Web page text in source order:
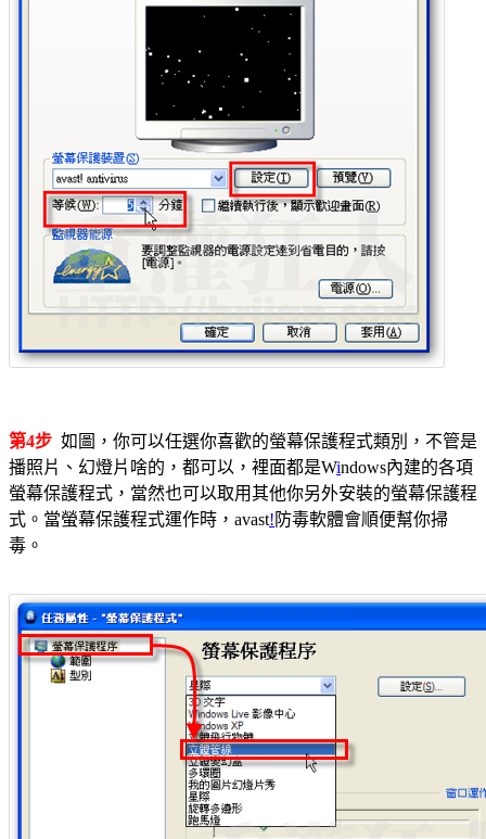
第4步 如圖，你可以任選你喜歡的螢幕保護程式類別，不管是
播照片、幻燈片啥的，都可以，裡面都是Windows內建的各項
螢幕保護程式，當然也可以取用其他你另外安裝的螢幕保護程
式。當螢幕保護程式運作時，avast! 防毒軟體會順便幫你掃
毒。